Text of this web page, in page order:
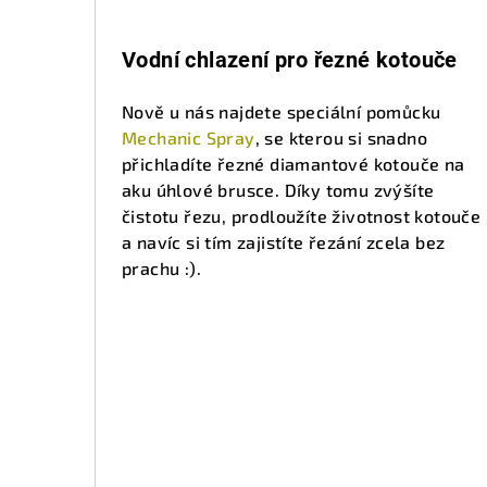
Vodní chlazení pro řezné kotouče
Nově u nás najdete speciální pomůcku
Mechanic Spray, se kterou si snadno
přichladíte řezné diamantové kotouče na
aku úhlové brusce. Díky tomu zvýšíte
čistotu řezu, prodloužíte životnost kotouče
a navíc si tím zajistíte řezání zcela bez
prachu :).